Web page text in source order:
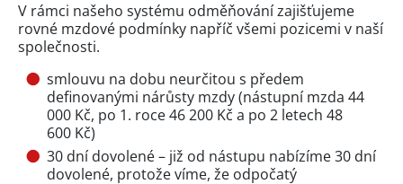
V rámci našeho systému odměňování zajišťujeme
rovné mzdové podmínky napříč všemi pozicemi v naší
společnosti.
smlouvu na dobu neurčitou s předem
definovanými nárůsty mzdy (nástupní mzda 44
000 Kč, po 1. roce 46 200 Kč a po 2 letech 48
600 Kč)
30 dní dovolené – již od nástupu nabízíme 30 dní
dovolené, protože víme, že odpočatý